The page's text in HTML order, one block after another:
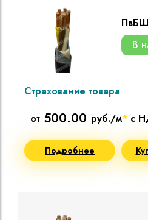
В
Страхование товара
от 500.00 руб./м* с
Подробнее